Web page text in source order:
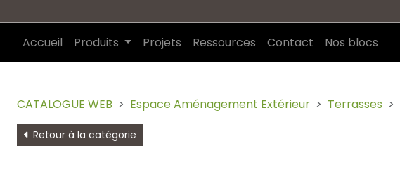
Accueil
Produits Projets Ressources Contact Nos blocs
CATALOGUE WEB Espace Aménagement Extérieur Terrasses
Retour à la catégorie